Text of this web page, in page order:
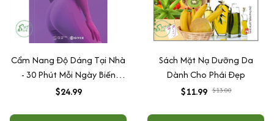
Cẩm Nang Độ Dáng Tại Nhà
- 30 Phút Mỗi Ngày Biến
Điểm Yếu Thành Điểm Yêu
$24.99
Sách Mặt Nạ Dưỡng Da
Dành Cho Phái Đẹp
$11.99 $13.00